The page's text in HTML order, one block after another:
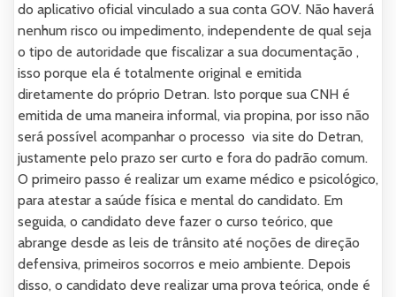
do aplicativo oficial vinculado a sua conta GOV. Não haverá
nenhum risco ou impedimento, independente de qual seja
o tipo de autoridade que fiscalizar a sua documentação ,
isso porque ela é totalmente original e emitida
diretamente do próprio Detran. Isto porque sua CNH é
emitida de uma maneira informal, via propina, por isso não
será possível acompanhar o processo via site do Detran,
justamente pelo prazo ser curto e fora do padrão comum.
O primeiro passo é realizar um exame médico e psicológico,
para atestar a saúde física e mental do candidato. Em
seguida, o candidato deve fazer o curso teórico, que
abrange desde as leis de trânsito até noções de direção
defensiva, primeiros socorros e meio ambiente. Depois
disso, o candidato deve realizar uma prova teórica, onde é